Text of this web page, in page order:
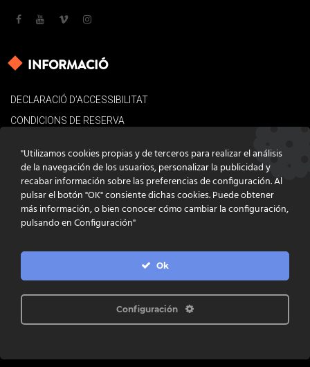
INFORMACIÓ
DECLARACIÓ D’ACCESSIBILITAT
CONDICIONS DE RESERVA
POLÍTICA DE COOKIES
CONTACTE
PROGRAMACIÓ INFOACTIVA'T
"Utilizamos cookies propias y de terceros para realizar el análisis
de la navegación de los usuarios, personalizar la publicidad y
recabar información sobre las preferencias de configuración. Al
pulsar el botón "OK" consiente dichas cookies. Puede obtener
más información, o bien conocer cómo cambiar la configuración,
pulsando en Configuración"
Ok
Configuración